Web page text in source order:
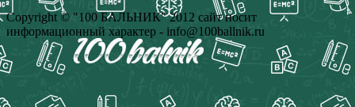
Copyright © "100 БАЛЬНИК" 2012 сайт носит
информационный характер - info@100ballnik.ru